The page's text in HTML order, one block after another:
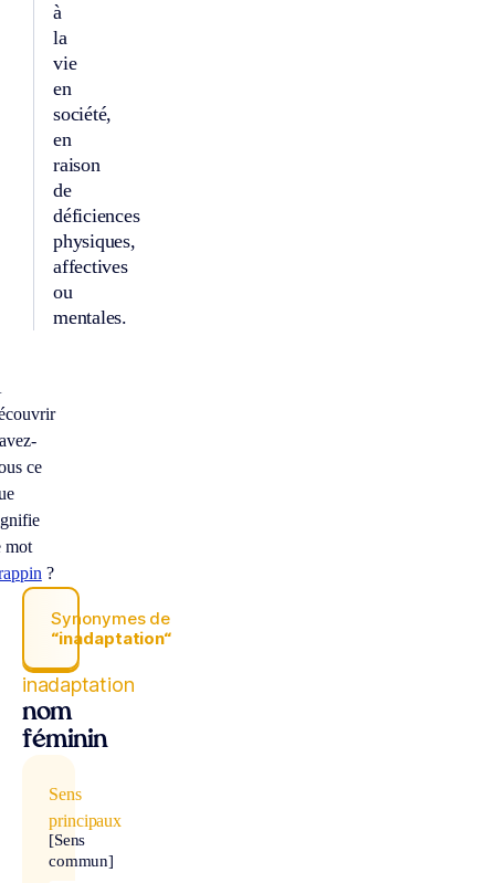
à
la
vie
en
société,
en
raison
de
déficiences
physiques,
affectives
ou
mentales.
ce
mot
?
Synonymes de
“inadaptation“
inadaptation
nom
féminin
Sens
principaux
[Sens
commun]